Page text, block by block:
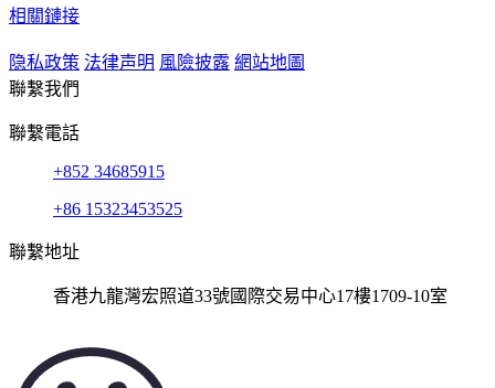
相關鏈接
隐私政策 法律声明 風險披露 網站地圖
聯繫我們
聯繫電話
+852 34685915
+86 15323453525
聯繫地址
香港九龍灣宏照道33號國際交易中心17樓1709-10室